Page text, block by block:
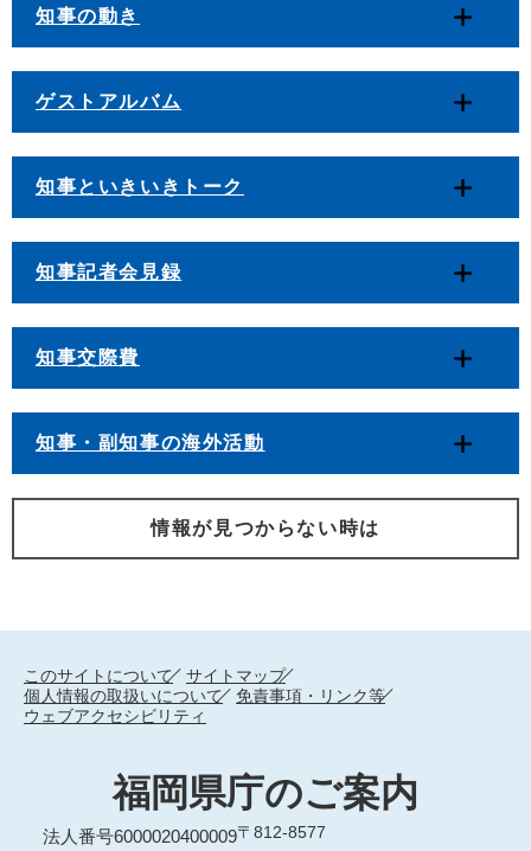
知事の動き
ゲストアルバム
知事といきいきトーク
知事記者会見録
知事交際費
知事・副知事の海外活動
情報が見つからない時は
このサイトについて
サイトマップ
個人情報の取扱いについて
免責事項・リンク等
ウェブアクセシビリティ
福岡県庁のご案内
法人番号6000020400009〒812-8577